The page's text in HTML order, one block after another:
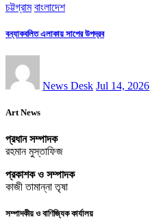
চট্টগ্রাম বাংলাদেশ
বন্যাকবলিত এলাকায় সাপের উপদ্রব
News Desk Jul 14, 2026
Art News
প্রধান সম্পাদক
রহমান মুস্তাফিজ
প্রকাশক ও সম্পাদক
কাজী তামান্না তৃষা
সম্পাদকীয় ও বাণিজ্যিক কার্যালয়